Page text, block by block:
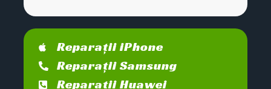
Reparații iPhone
Reparații Samsung
Reparații Huawei